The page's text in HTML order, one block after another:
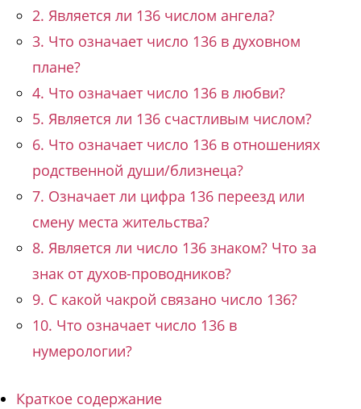
2. Является ли 136 числом ангела?
3. Что означает число 136 в духовном
плане?
4. Что означает число 136 в любви?
5. Является ли 136 счастливым числом?
6. Что означает число 136 в отношениях
родственной души/близнеца?
7. Означает ли цифра 136 переезд или
смену места жительства?
8. Является ли число 136 знаком? Что за
знак от духов-проводников?
9. С какой чакрой связано число 136?
10. Что означает число 136 в
нумерологии?
Краткое содержание